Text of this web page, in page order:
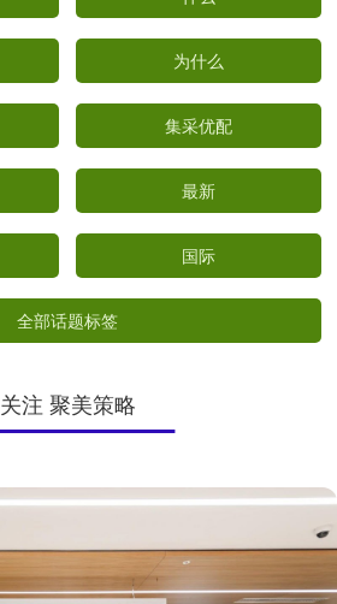
为什么
集采优配
最新
国际
全部话题标签
关注 聚美策略